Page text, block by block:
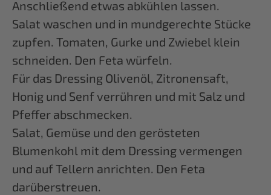
Anschließend etwas abkühlen lassen.
Salat waschen und in mundgerechte Stücke
zupfen. Tomaten, Gurke und Zwiebel klein
schneiden. Den Feta würfeln.
Für das Dressing Olivenöl, Zitronensaft,
Honig und Senf verrühren und mit Salz und
Pfeffer abschmecken.
Salat, Gemüse und den gerösteten
Blumenkohl mit dem Dressing vermengen
und auf Tellern anrichten. Den Feta
darüberstreuen.